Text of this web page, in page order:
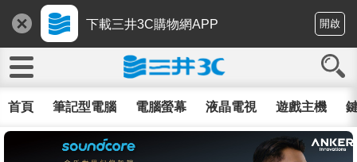
下載三井3C購物網APP 開啟
首頁 筆記型電腦 電腦螢幕 液晶電視 遊戲主機